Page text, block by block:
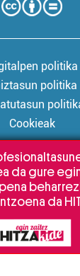
politika
politika
Cookieak
Babesleak:
da gure
da